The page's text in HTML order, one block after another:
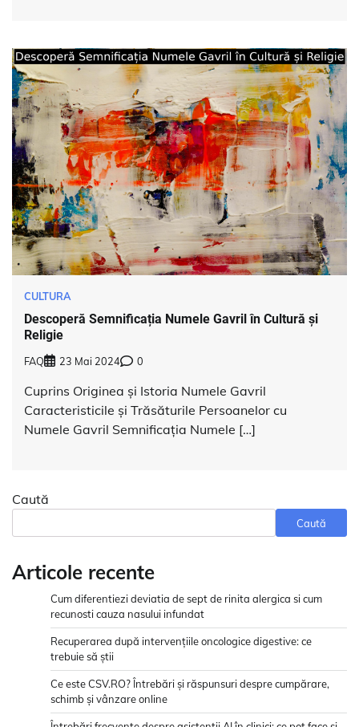
CULTURA
Descoperă Semnificația Numele Gavril în Cultură și
Religie
FAQ 23 Mai 2024 0
Cuprins Originea și Istoria Numele Gavril
Caracteristicile și Trăsăturile Persoanelor cu
Numele Gavril Semnificația Numele […]
Caută
Caută
Articole recente
Cum diferentiezi deviatia de sept de rinita alergica si cum
recunosti cauza nasului infundat
Recuperarea după intervențiile oncologice digestive: ce
trebuie să știi
Ce este CSV.RO? Întrebări și răspunsuri despre cumpărare,
schimb și vânzare online